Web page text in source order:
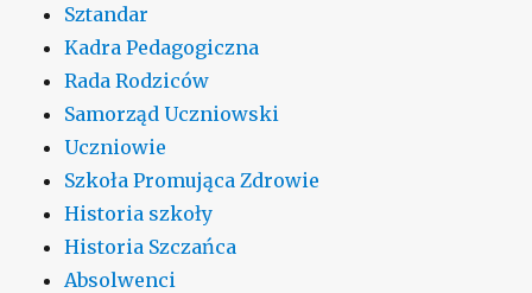
Sztandar
Kadra Pedagogiczna
Rada Rodziców
Samorząd Uczniowski
Uczniowie
Szkoła Promująca Zdrowie
Historia szkoły
Historia Szczańca
Absolwenci